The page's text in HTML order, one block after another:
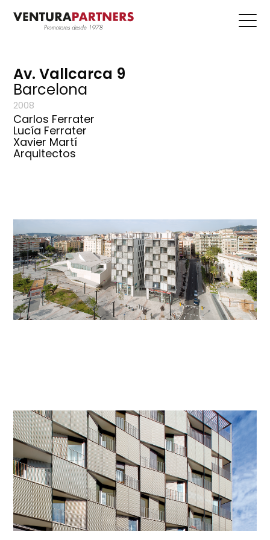
Av. Vallcarca 9
Barcelona
2008
Carlos Ferrater
Lucía Ferrater
Xavier Martí
Arquitectos